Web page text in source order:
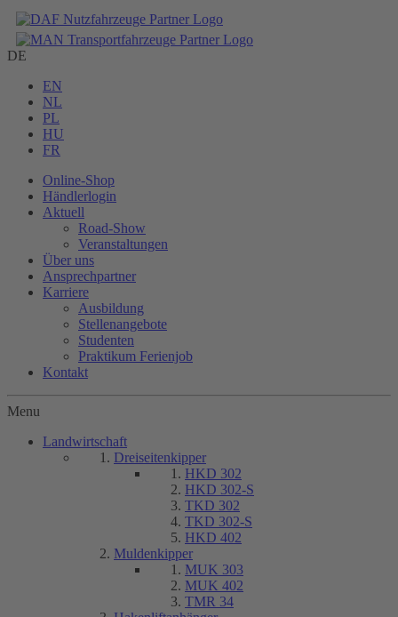
DE
EN
NL
PL
HU
FR
Online-Shop
Händlerlogin
Aktuell
Road-Show
Veranstaltungen
Über uns
Ansprechpartner
Karriere
Ausbildung
Stellenangebote
Studenten
Praktikum Ferienjob
Kontakt
Menu
Landwirtschaft
Dreiseitenkipper
HKD 302
HKD 302-S
TKD 302
TKD 302-S
HKD 402
Muldenkipper
MUK 303
MUK 402
TMR 34